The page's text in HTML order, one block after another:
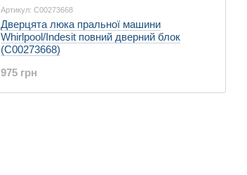
Артикул: C00273668
Дверцята люка пральної машини
Whirlpool/Indesit повний дверний блок
(C00273668)
975 грн